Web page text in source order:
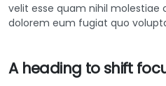
velit esse quam nihil molestiae
dolorem eum fugiat quo
A heading to shift